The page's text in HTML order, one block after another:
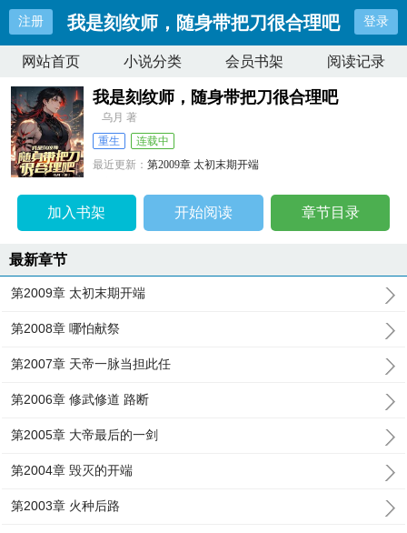
注册 我是刻纹师，随身带把刀很合理吧 登录
网站首页 小说分类 会员书架 阅读记录
我是刻纹师，随身带把刀很合理吧
乌月 著
重生
连载中
最近更新：第2009章 太初末期开端
加入书架 开始阅读 章节目录
最新章节
第2009章 太初末期开端
第2008章 哪怕献祭
第2007章 天帝一脉当担此任
第2006章 修武修道 路断
第2005章 大帝最后的一剑
第2004章 毁灭的开端
第2003章 火种后路